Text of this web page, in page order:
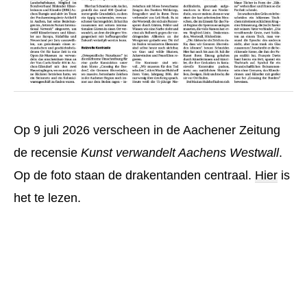
Op 9 juli 2026 verscheen in de Aachener Zeitung
de recensie Kunst verwandelt Aachens Westwall.
Op de foto staan de drakentanden centraal. Hier is
het te lezen.